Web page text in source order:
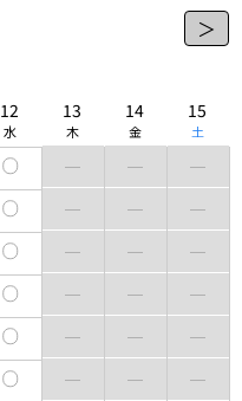
＞
12 13 14 15
水 木 金 土